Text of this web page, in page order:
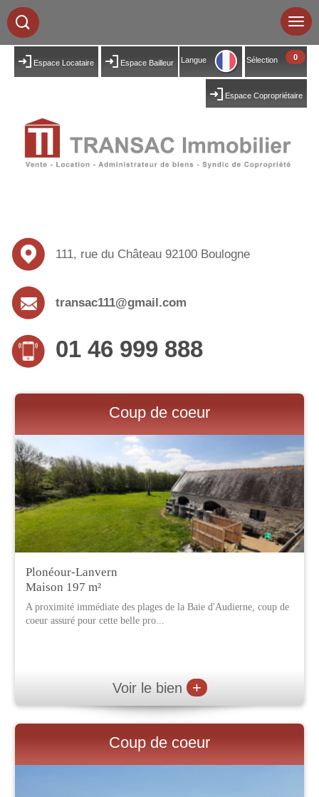
Langue Sélection 0
Espace Bailleur
Espace Locataire
Espace Copropriétaire
111, rue du Château 92100 Boulogne
transac111@gmail.com
01 46 999 888
Coup de coeur
Plonéour-Lanvern
Maison 197 m²
A proximité immédiate des plages de la Baie d'Audierne, coup de
coeur assuré pour cette belle pro...
Voir le bien +
Coup de coeur